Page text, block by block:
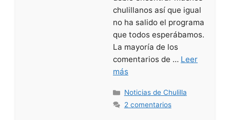
chulillanos así que igual
no ha salido el programa
que todos esperábamos.
La mayoría de los
comentarios de … Leer
más
Categorías
Noticias de Chulilla
2 comentarios